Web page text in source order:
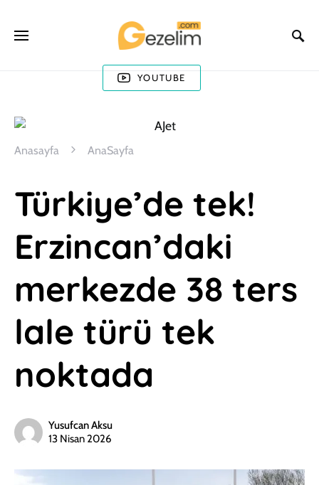
YOUTUBE
Anasayfa AnaSayfa
Türkiye’de tek!
Erzincan’daki
merkezde 38 ters
lale türü tek
noktada
Yusufcan Aksu
13 Nisan 2026